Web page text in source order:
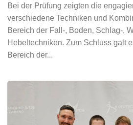
Bei der Prüfung zeigten die
verschiedene Techniken und
Bereich der Fall-, Boden, Schlag-,
Hebeltechniken. Zum Schluss galt
Bereich der...